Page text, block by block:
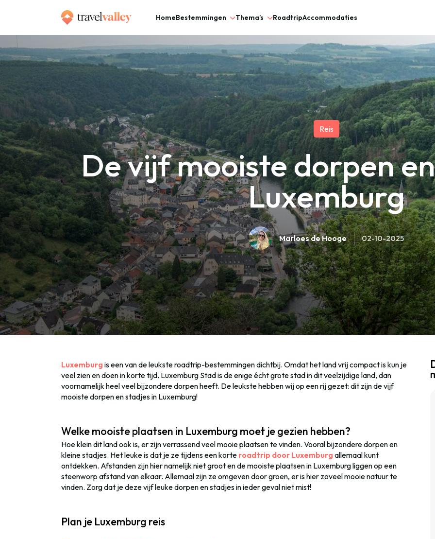
HomeBestemmingen Thema’s RoadtripAccommodaties
Home De vijf mooiste dorpen en stadjes in Luxemburg
Reis
De vijf mooiste dorpen
Luxemburg
Marloes de Hooge 02-10-2025
Luxemburg is een van de leukste roadtrip-bestemmingen dichtbij. Omdat het land vrij compact is kun je
veel zien en doen in korte tijd. Luxemburg Stad is de enige écht grote stad in dit veelzijdige land, dan
voornamelijk heel veel bijzondere dorpen heeft. De leukste hebben wij op een rij gezet: dit zijn de vijf
mooiste dorpen en stadjes in Luxemburg!
Welke mooiste plaatsen in Luxemburg moet je gezien hebben?
Hoe klein dit land ook is, er zijn verrassend veel mooie plaatsen te vinden. Vooral bijzondere dorpen en
kleine stadjes. Het leuke is dat je ze tijdens een korte roadtrip door Luxemburg allemaal kunt
ontdekken. Afstanden zijn hier namelijk niet groot en de mooiste plaatsen in Luxemburg liggen op een
steenworp afstand van elkaar. Allemaal zijn ze omgeven door groen, er is hier zoveel mooie natuur te
vinden. Zorg dat je deze vijf leuke dorpen en stadjes in ieder geval niet mist!
Plan je Luxemburg reis